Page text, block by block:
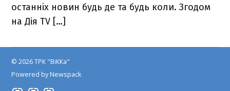
останніх новин будь де та будь коли. Згодом
на Дія TV […]
© 2026 ТРК "ВіККа"
Powered by Newspack
Insta
YouTube
FB